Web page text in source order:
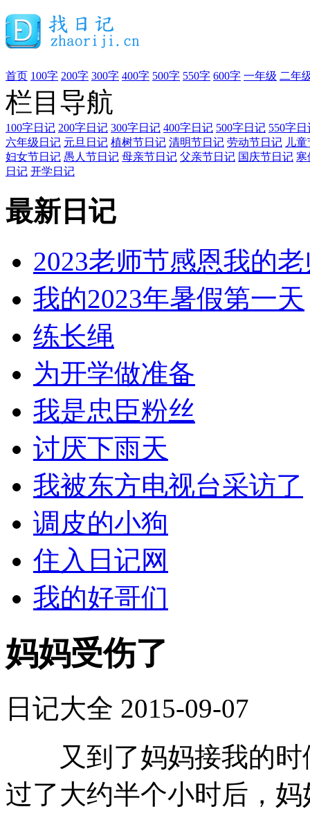
首页 100字 200字 300字 400字 500字 550字 600字 一年级 二年
栏目导航
100字日记 200字日记 300字日记 400字日记 500字日记 550字日
六年级日记 元旦日记 植树节日记 清明节日记 劳动节日记 儿
妇女节日记 愚人节日记 母亲节日记 父亲节日记 国庆节日记 寒
日记 开学日记
最新日记
2023老师节感恩我的
我的2023年暑假第一天
练长绳
为开学做准备
我是忠臣粉丝
讨厌下雨天
我被东方电视台采访了
调皮的小狗
住入日记网
我的好哥们
妈妈受伤了
日记大全 2015-09-07
又到了妈妈接我的时
过了大约半个小时后，